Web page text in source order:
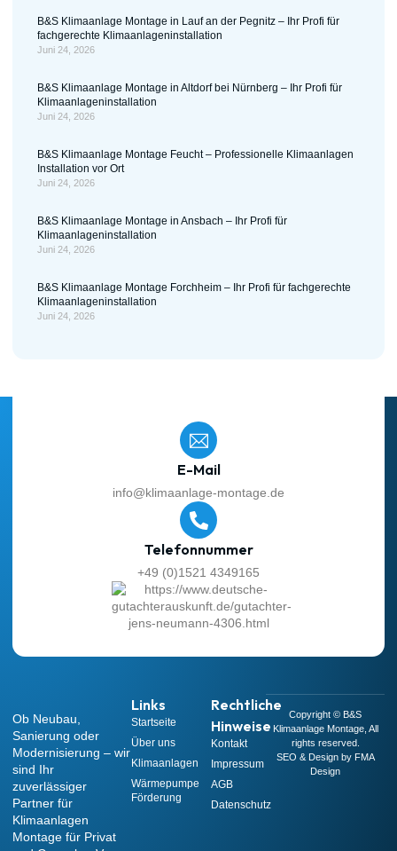
B&S Klimaanlage Montage in Lauf an der Pegnitz – Ihr Profi für
fachgerechte Klimaanlageninstallation
Juni 24, 2026
B&S Klimaanlage Montage in Altdorf bei Nürnberg – Ihr Profi für
Klimaanlageninstallation
Juni 24, 2026
B&S Klimaanlage Montage Feucht – Professionelle Klimaanlagen
Installation vor Ort
Juni 24, 2026
B&S Klimaanlage Montage in Ansbach – Ihr Profi für
Klimaanlageninstallation
Juni 24, 2026
B&S Klimaanlage Montage Forchheim – Ihr Profi für fachgerechte
Klimaanlageninstallation
Juni 24, 2026
Ob Neubau,
Sanierung oder
Modernisierung – wir
sind Ihr
zuverlässiger
Partner für
Klimaanlagen
Montage für Privat
Links
Startseite
Über uns
Klimaanlagen
Wärmepumpe
Förderung
Rechtliche
Hinweise
Kontakt
Impressum
AGB
Datenschutz
Copyright © B&S
Klimaanlage Montage, All
rights reserved.
SEO & Design by FMA
Design
E-Mail
info@klimaanlage-montage.de
Telefonnummer
+49 (0)1521 4349165